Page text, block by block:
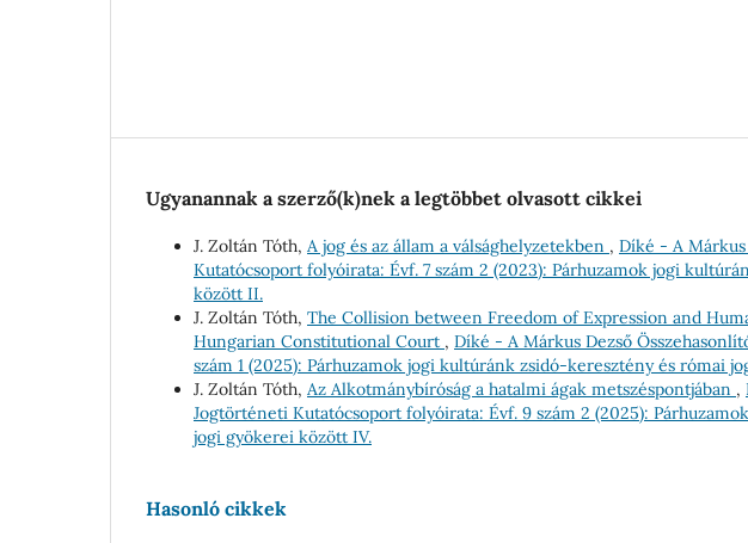
Ugyanannak a szerző(k)nek a legtöbbet olvasott cikkei
J. Zoltán Tóth, A jog és az állam a válsághelyzetekben , Díké - A
Kutatócsoport folyóirata: Évf. 7 szám 2 (2023): Párhuzamok jogi
között II.
J. Zoltán Tóth, The Collision between Freedom of Expression and
Hungarian Constitutional Court , Díké - A Márkus Dezső
szám 1 (2025): Párhuzamok jogi kultúránk zsidó-keresztény és római
J. Zoltán Tóth, Az Alkotmánybíróság a hatalmi ágak metszéspontjában ,
Jogtörténeti Kutatócsoport folyóirata: Évf. 9 szám 2 (2025):
jogi gyökerei között IV.
Hasonló cikkek